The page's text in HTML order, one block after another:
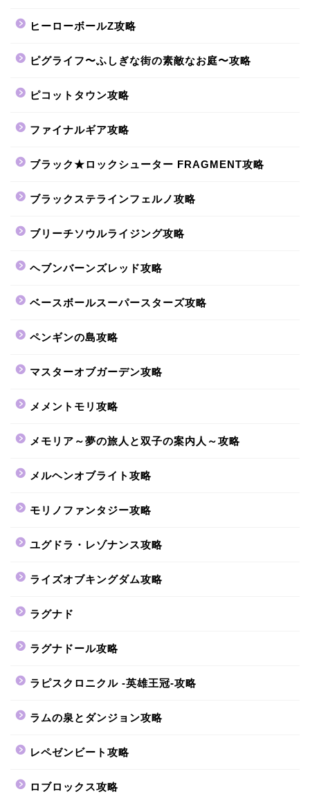
ヒーローボールZ攻略
ピグライフ〜ふしぎな街の素敵なお庭〜攻略
ピコットタウン攻略
ファイナルギア攻略
ブラック★ロックシューター FRAGMENT攻略
ブラックステラインフェルノ攻略
ブリーチソウルライジング攻略
ヘブンバーンズレッド攻略
ベースボールスーパースターズ攻略
ペンギンの島攻略
マスターオブガーデン攻略
メメントモリ攻略
メモリア～夢の旅人と双子の案内人～攻略
メルヘンオブライト攻略
モリノファンタジー攻略
ユグドラ・レゾナンス攻略
ライズオブキングダム攻略
ラグナド
ラグナドール攻略
ラピスクロニクル -英雄王冠-攻略
ラムの泉とダンジョン攻略
レペゼンビート攻略
ロブロックス攻略